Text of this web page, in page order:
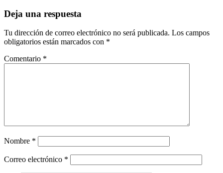
Deja una respuesta
Tu dirección de correo electrónico no será publicada. Los campos
obligatorios están marcados con *
Comentario *
Nombre *
Correo electrónico *